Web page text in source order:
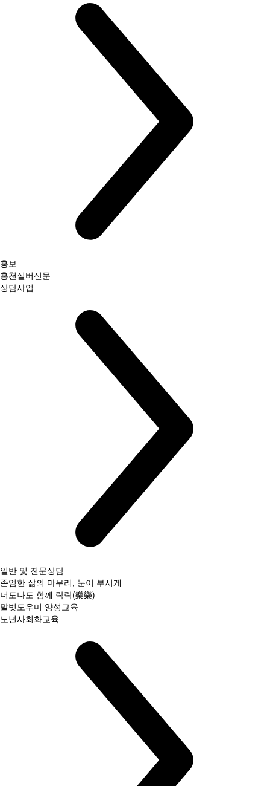
홍보
홍천실버신문
상담사업
일반 및 전문상담
존엄한 삶의 마무리, 눈이 부시게
너도나도 함께 락락(樂樂)
말벗도우미 양성교육
노년사회화교육